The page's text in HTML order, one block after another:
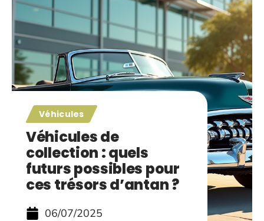
Véhicules
Véhicules de
collection : quels
futurs possibles pour
ces trésors d’antan ?
06/07/2025